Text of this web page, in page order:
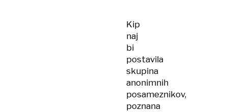
Kip
naj
bi
postavila
skupina
anonimnih
posameznikov,
poznana